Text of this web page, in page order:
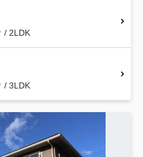
/ 2LDK
/ 3LDK